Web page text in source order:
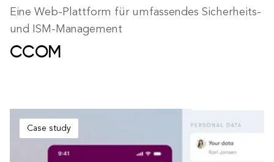
Eine Web-Plattform für umfassendes Sicherheits-
und ISM-Management
CCOM
Case study